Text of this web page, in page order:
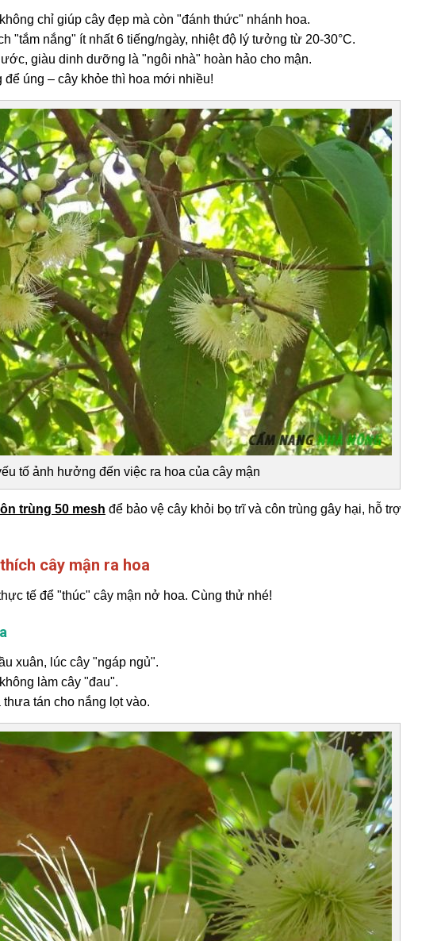
chỉ giúp cây đẹp mà còn "đánh thức" nhánh hoa.
"tắm nắng" ít nhất 6 tiếng/ngày, nhiệt độ lý tưởng từ 20-30°C.
giàu dinh dưỡng là "ngôi nhà" hoàn hảo cho mận.
úng – cây khỏe thì hoa mới nhiều!
tố ảnh hưởng đến việc ra hoa của cây mận
trùng 50 mesh để bảo vệ cây khỏi bọ trĩ và côn trùng gây hại, hỗ trợ
cây mận ra hoa
tế để "thúc" cây mận nở hoa. Cùng thử nhé!
xuân, lúc cây "ngáp ngủ".
làm cây "đau".
thưa tán cho nắng lọt vào.